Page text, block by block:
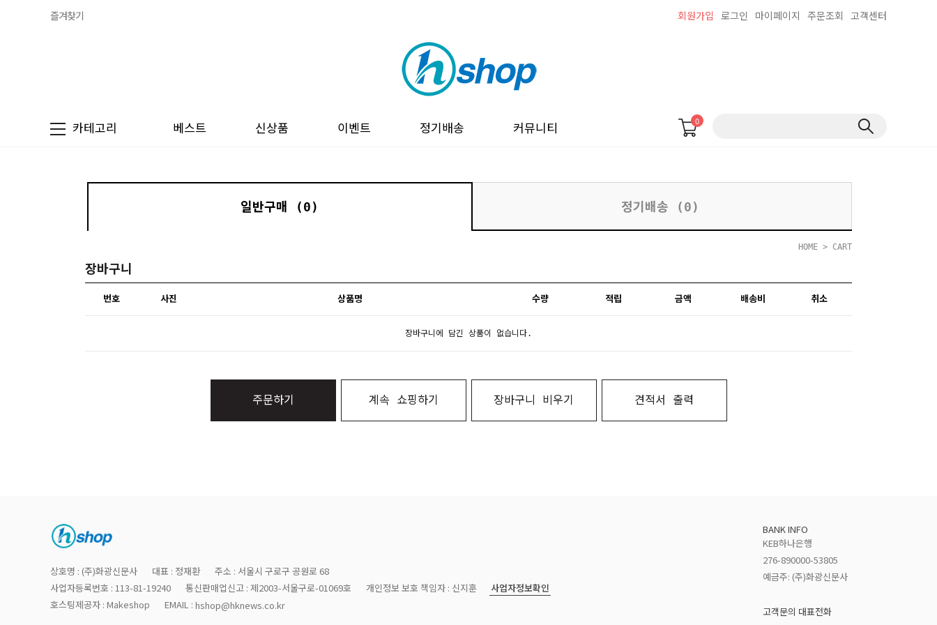
즐겨찾기 회원가입 로그인 마이페이지 주문조회 고객센터
카테고리 베스트 신상품 이벤트 정기배송 커뮤니티 0
일반구매 (0) 정기배송 (0)
HOME > CART
장바구니
번호 사진 상품명 수량 적립 금액 배송비 취소
장바구니에 담긴 상품이 없습니다.
주문하기 계속 쇼핑하기 장바구니 비우기 견적서 출력
상호명 : (주)화광신문사 대표 : 정재환
주소 : 서울시 구로구 공원로 68
사업자등록번호 : 113-81-19240
통신판매업신고 : 제2003-서울구로-01069호 개인정보 보호 책임자 : 신지훈
사업자정보확인
호스팅제공자 : Makeshop
EMAIL : hshop@hknews.co.kr
BANK INFO
KEB하나은행
276-890000-53805
예금주: (주)화광신문사
고객문의 대표전화